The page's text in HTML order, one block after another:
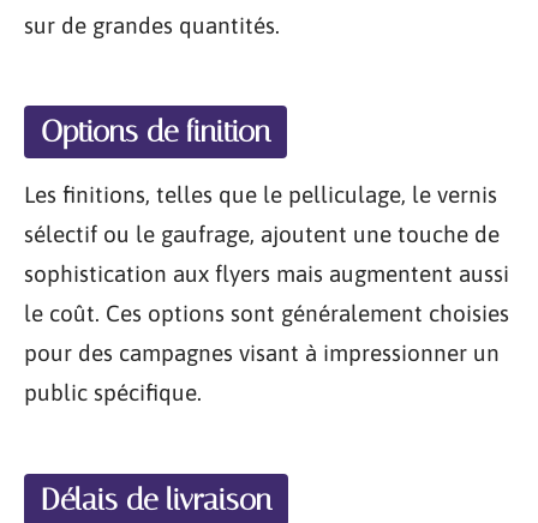
sur de grandes quantités.
Options de finition
Les finitions, telles que le pelliculage, le vernis
sélectif ou le gaufrage, ajoutent une touche de
sophistication aux flyers mais augmentent aussi
le coût. Ces options sont généralement choisies
pour des campagnes visant à impressionner un
public spécifique.
Délais de livraison